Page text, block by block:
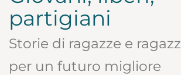
partigiani
Storie di ragazze e
per un futuro migliore